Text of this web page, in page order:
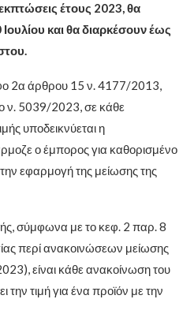
εκπτώσεις έτους 2023, θα
και θα διαρκέσουν έως
2α άρθρου 15 ν. 4177/2013,
ν. 5039/2023, σε κάθε
υποδεικνύεται η
ο έμπορος για καθορισμένο
εφαρμογή της μείωσης της
σύμφωνα με το κεφ. 2 παρ. 8
περί ανακοινώσεων μείωσης
είναι κάθε ανακοίνωση του
την τιμή για ένα προϊόν με την